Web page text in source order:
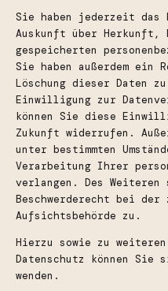
Sie haben jederzeit
Auskunft über Herkunft,
gespeicherten
Sie haben außerdem ein
Löschung dieser Daten
Einwilligung zur
können Sie diese
Zukunft widerrufen.
unter bestimmten
Verarbeitung Ihrer
verlangen. Des
Beschwerderecht bei der
Aufsichtsbehörde zu.
Hierzu sowie zu weiteren
Datenschutz können Sie
wenden.